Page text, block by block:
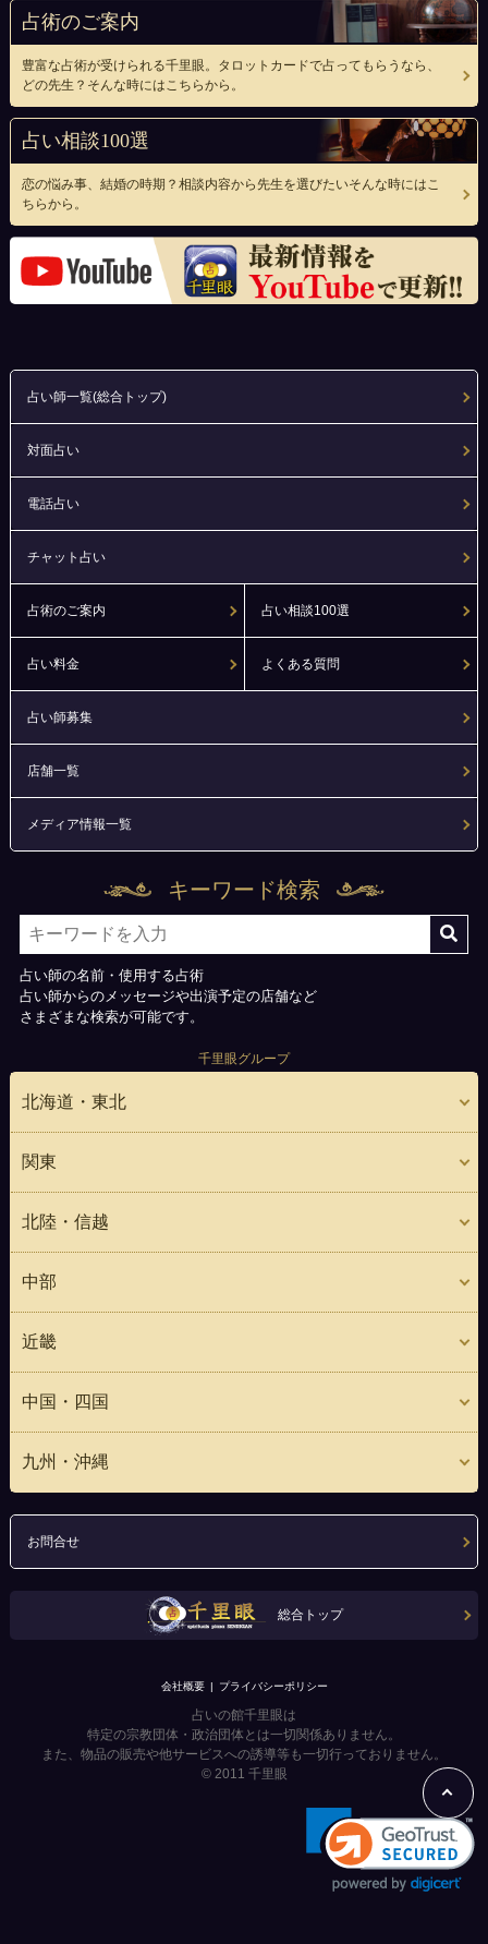
占術のご案内
豊富な占術が受けられる千里眼。タロットカードで占ってもらうなら、
どの先生？そんな時にはこちらから。
占い相談100選
恋の悩み事、結婚の時期？相談内容から先生を選びたいそんな時にはこ
ちらから。
占い師一覧(総合トップ)
対面占い
電話占い
チャット占い
占術のご案内 占い相談100選
占い料金 よくある質問
占い師募集
店舗一覧
メディア情報一覧
キーワード検索
占い師の名前・使用する占術
占い師からのメッセージや出演予定の店舗など
さまざまな検索が可能です。
千里眼グループ
北海道・東北
関東
北陸・信越
中部
近畿
中国・四国
九州・沖縄
お問合せ
総合トップ
会社概要 プライバシーポリシー
占いの館千里眼は
特定の宗教団体・政治団体とは一切関係ありません。
また、物品の販売や他サービスへの誘導等も一切行っておりません。
© 2011 千里眼